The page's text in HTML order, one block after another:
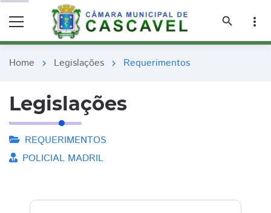
search
more_vert
Home chevron_right Legislações chevron_right Requerimentos
Legislações
REQUERIMENTOS
POLICIAL MADRIL